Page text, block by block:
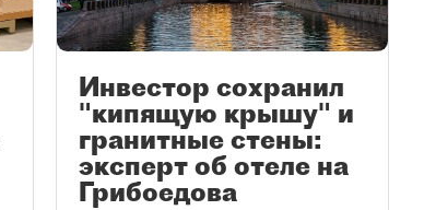
Инвестор сохранил
"кипящую крышу" и
гранитные стены:
эксперт об отеле на
Грибоедова